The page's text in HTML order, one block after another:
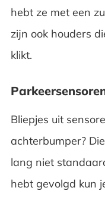
hebt ze met een
zijn ook houders
klikt.
Bliepjes uit
achterbumper?
lang niet
hebt gevolgd kun